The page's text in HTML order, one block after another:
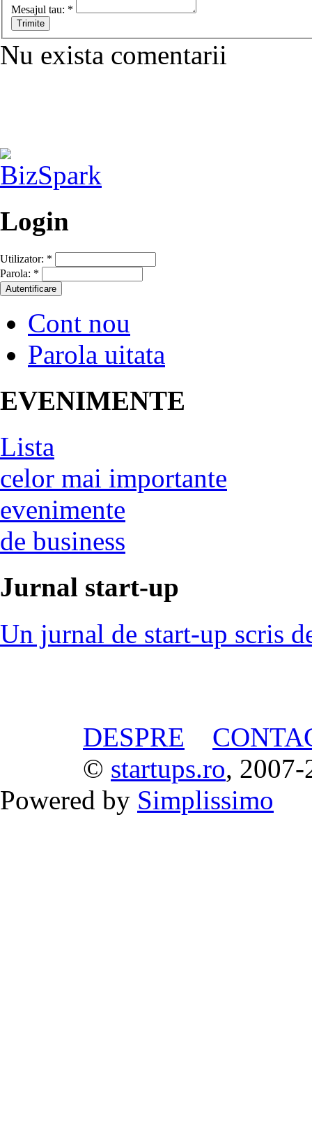
Mesajul tau: *
Nu exista comentarii
Login
Utilizator: *
Parola: *
Cont nou
Parola uitata
EVENIMENTE
Lista
celor mai importante
evenimente
de business
Jurnal start-up
Un jurnal de start-up scris
DESPRE
© startups.ro, 2007-
Powered by Simplissimo